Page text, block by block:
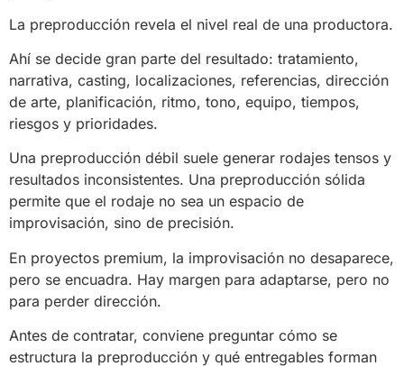
La preproducción revela el nivel real de una productora.
Ahí se decide gran parte del resultado: tratamiento,
narrativa, casting, localizaciones, referencias, dirección
de arte, planificación, ritmo, tono, equipo, tiempos,
riesgos y prioridades.
Una preproducción débil suele generar rodajes tensos y
resultados inconsistentes. Una preproducción sólida
permite que el rodaje no sea un espacio de
improvisación, sino de precisión.
En proyectos premium, la improvisación no desaparece,
pero se encuadra. Hay margen para adaptarse, pero no
para perder dirección.
Antes de contratar, conviene preguntar cómo se
estructura la preproducción y qué entregables forman